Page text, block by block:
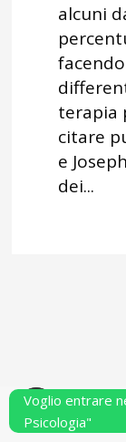
alcuni
terapia
citare
e
dei...
Voglio entrare
Psicologia"